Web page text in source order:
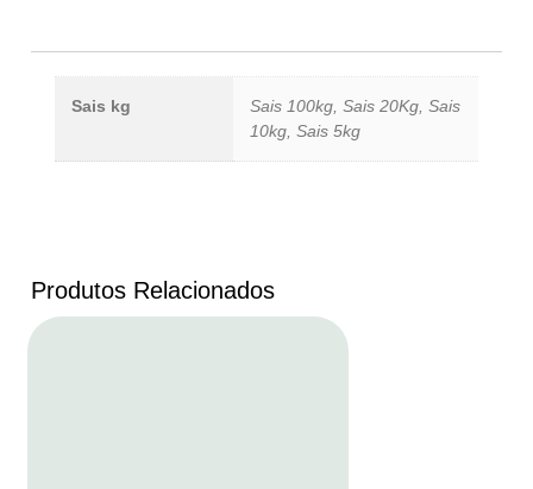
Sais kg
Sais 100kg, Sais 20Kg, Sais
10kg, Sais 5kg
Produtos Relacionados